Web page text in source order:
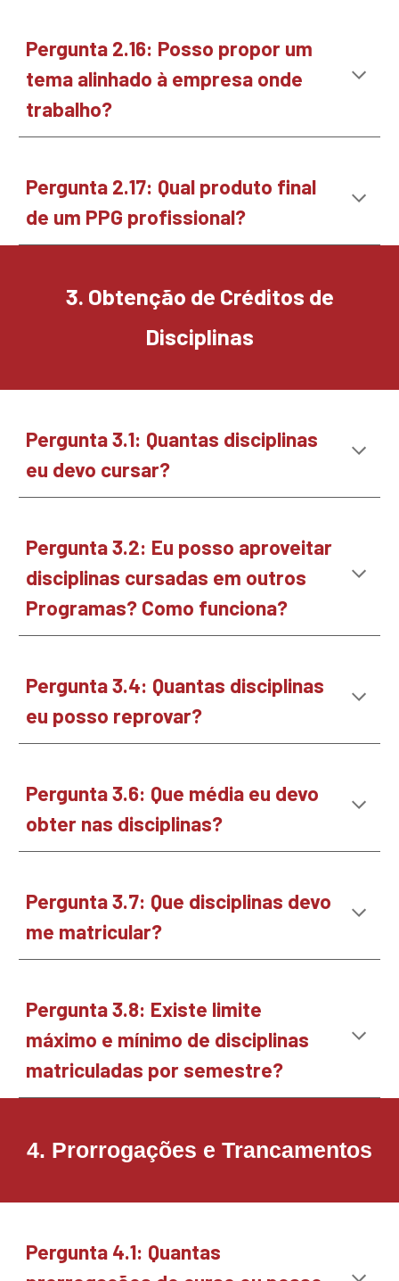
Pergunta 2.16: Posso propor um
tema alinhado à empresa onde
trabalho?
Pergunta 2.17: Qual produto final
de um PPG profissional?
3. Obtenção de Créditos de
Disciplinas
Pergunta3.1: Quantas disciplinas
eu devo cursar?
Pergunta3.2: Eu posso aproveitar
disciplinas cursadas em outros
Programas? Como funciona?
Pergunta3.4: Quantas disciplinas
eu posso reprovar?
Pergunta3.6: Que média eu devo
obter nas disciplinas?
Pergunta3.7: Que disciplinas devo
me matricular?
Pergunta3.8: Existe limite
máximo e mínimo de disciplinas
matriculadas por semestre?
4. Prorrogações e Trancamentos
Pergunta 4.1: Quantas